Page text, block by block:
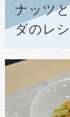
ナッツ
ダのレ